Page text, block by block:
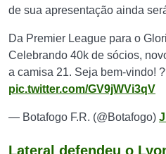
de sua apresentação ainda
Da Premier League para o
Celebrando 40k de sócios,
a camisa 21. Seja bem-vindo!
pic.twitter.com/GV9jWVi3qV
— Botafogo F.R. (@Botafogo)
Lateral defendeu o